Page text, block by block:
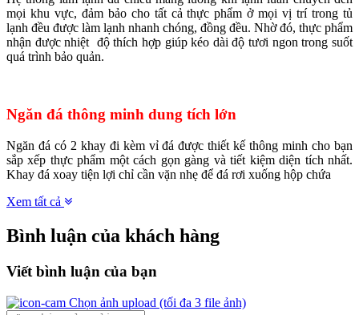
mọi khu vực, đảm bảo cho tất cả thực phẩm ở mọi vị trí trong tủ
lạnh đều được làm lạnh nhanh chóng, đồng đều. Nhờ đó, thực phẩm
nhận được nhiệt độ thích hợp giúp kéo dài độ tươi ngon trong suốt
quá trình bảo quản.
Ngăn đá thông minh dung tích lớn
Ngăn đá có 2 khay đi kèm vỉ đá được thiết kế thông minh cho bạn
sắp xếp thực phẩm một cách gọn gàng và tiết kiệm diện tích nhất.
Khay đá xoay tiện lợi chỉ cần vặn nhẹ để đá rơi xuống hộp chứa
Xem tất cả
Bình luận của khách hàng
Viết bình luận của bạn
Chọn ảnh upload (tối đa 3 file ảnh)